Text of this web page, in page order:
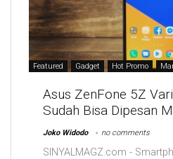
Featured Gadget Hot Promo
Asus ZenFone 5Z
Sudah Bisa Dipesan
Joko Widodo no comments
SINYALMAGZ.com -